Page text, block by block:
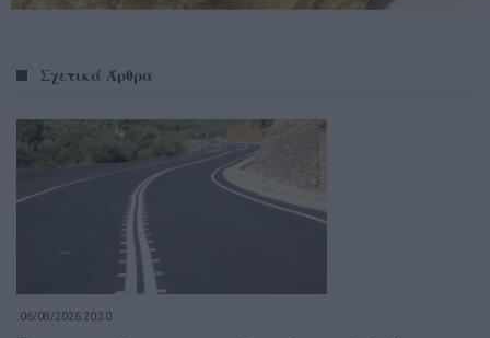
Σχετικά Άρθρα
06/08/2026 20:30